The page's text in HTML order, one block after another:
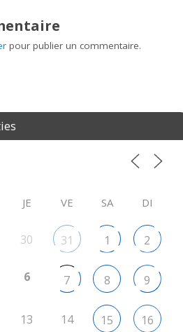
pour publier un commentaire.
JE VE SA DI
30 31 1 2
6 7 8 9
13 14 15 16